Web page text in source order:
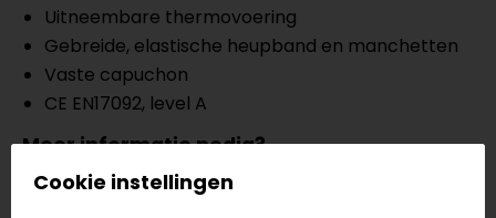
Uitneembare thermovoering
Gebreide, elastische heupband en manchetten
Vaste capuchon
CE EN17092, level A
Meer informatie nodig?
Heb je meer informatie nodig over dit product?
met ons op of kom langs in één
Cookie instellingen